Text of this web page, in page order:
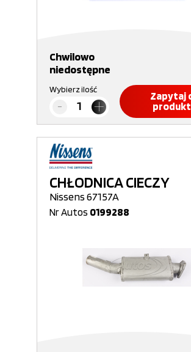
Chwilowo
niedostępne
Wybierz ilość
Zapytaj
produkt
CHŁODNICA CIECZY
Nissens 67157A
Nr Autos 0199288